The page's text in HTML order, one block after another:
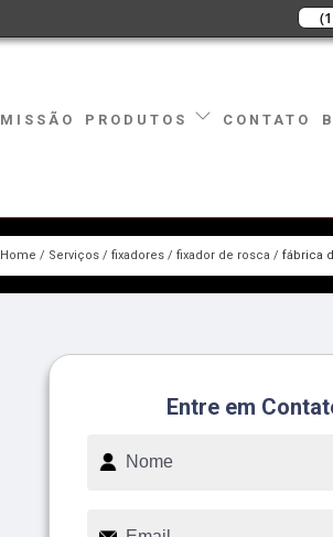
MISSÃO PRODUTOS CONTATO
Home Serviços fixadores fixador de rosca fábrica
Entre em